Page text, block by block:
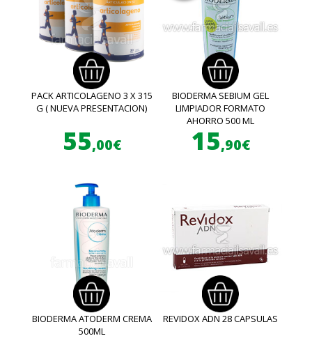
PACK ARTICOLAGENO 3 X 315
G ( NUEVA PRESENTACION)
55,00€
BIODERMA SEBIUM GEL
LIMPIADOR FORMATO
AHORRO 500 ML
15,90€
BIODERMA ATODERM CREMA
500ML
REVIDOX ADN 28 CAPSULAS